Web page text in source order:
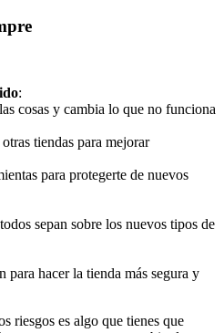
:
cosas y cambia lo que no funciona
tiendas para mejorar
para protegerte de nuevos
sepan sobre los nuevos tipos de
para hacer la tienda más segura y
riesgos es algo que tienes que